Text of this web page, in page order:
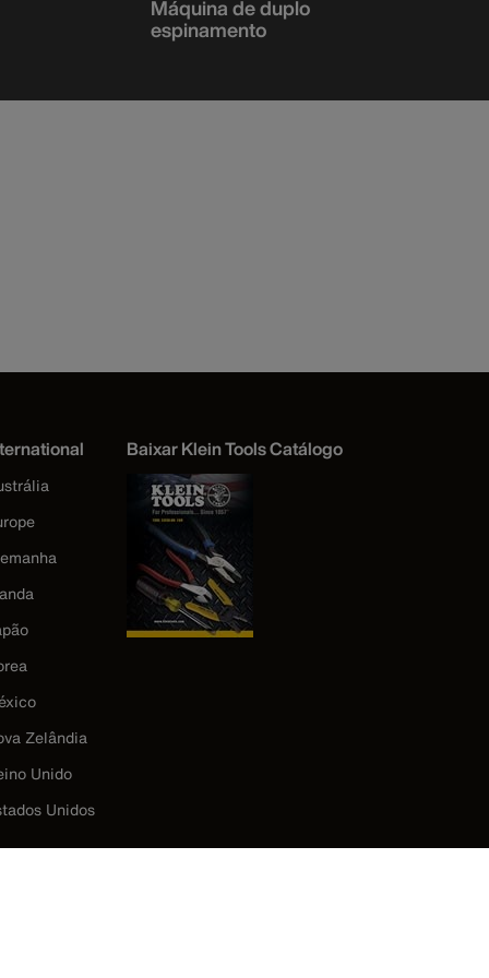
Máquina de duplo
espinamento
Zelândia
Unido
Unidos
Baixar Klein Tools Catálogo